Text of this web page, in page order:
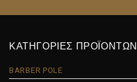
ΚΑΤΗΓΟΡΙΕΣ ΠΡΟΪΟΝΤΩΝ
BARBER POLE